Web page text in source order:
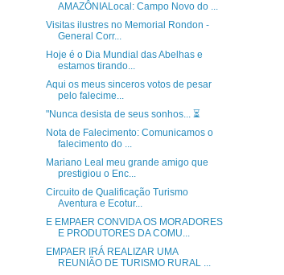
AMAZÔNIALocal: Campo Novo do ...
Visitas ilustres no Memorial Rondon -
General Corr...
Hoje é o Dia Mundial das Abelhas e
estamos tirando...
Aqui os meus sinceros votos de pesar
pelo falecime...
"Nunca desista de seus sonhos... ⏳️
Nota de Falecimento: Comunicamos o
falecimento do ...
Mariano Leal meu grande amigo que
prestigiou o Enc...
Circuito de Qualificação Turismo
Aventura e Ecotur...
E EMPAER CONVIDA OS MORADORES
E PRODUTORES DA COMU...
EMPAER IRÁ REALIZAR UMA
REUNIÃO DE TURISMO RURAL ...